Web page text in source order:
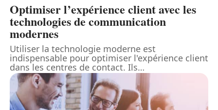
Optimiser l’expérience client avec les
technologies de communication
modernes
Utiliser la technologie moderne est
indispensable pour optimiser l'expérience client
dans les centres de contact. Ils…